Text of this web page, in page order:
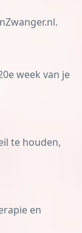
week van je
te houden,
en